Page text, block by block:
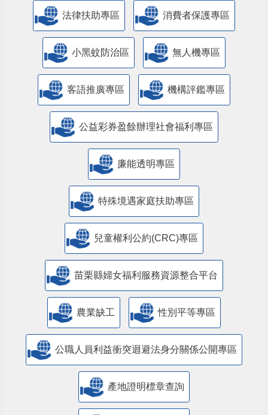
法律扶助專區 消費者保護專區
小黑蚊防治區 無人機專區
客語推廣專區 機構評鑑專區
公益彩券盈餘辦理社會福利專區
廉能透明專區
特殊境遇家庭扶助專區
兒童權利公約(CRC)專區
苗栗縣婦女福利服務資源整合平台
農業缺工 性別平等專區
公職人員利益衝突迴避法身分關係公開專區
產地證明標章查詢